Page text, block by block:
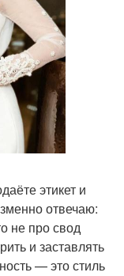
этикет и
отвечаю:
не про свод
и заставлять
— это стиль